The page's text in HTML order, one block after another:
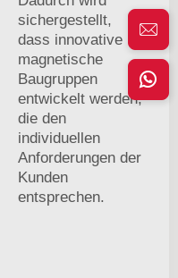
sichergestellt,
dass innovative
magnetische
Baugruppen
entwickelt werden,
die den
individuellen
Anforderungen der
Kunden
entsprechen.